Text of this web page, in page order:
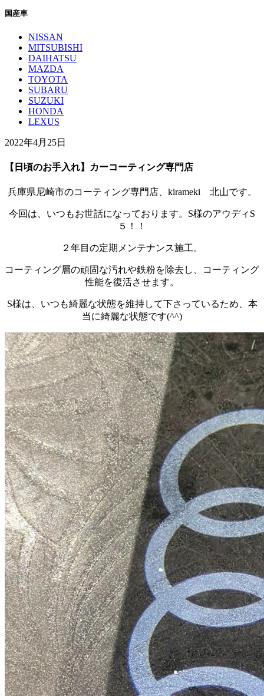
国産車
NISSAN
MITSUBISHI
DAIHATSU
MAZDA
TOYOTA
SUBARU
SUZUKI
HONDA
LEXUS
2022年4月25日
【日頃のお手入れ】カーコーティング専門店
兵庫県尼崎市のコーティング専門店、kirameki 北山です。
今回は、いつもお世話になっております。S様のアウディS
５！！
２年目の定期メンテナンス施工。
コーティング層の頑固な汚れや鉄粉を除去し、コーティング
性能を復活させます。
S様は、いつも綺麗な状態を維持して下さっているため、本
当に綺麗な状態です(^^)